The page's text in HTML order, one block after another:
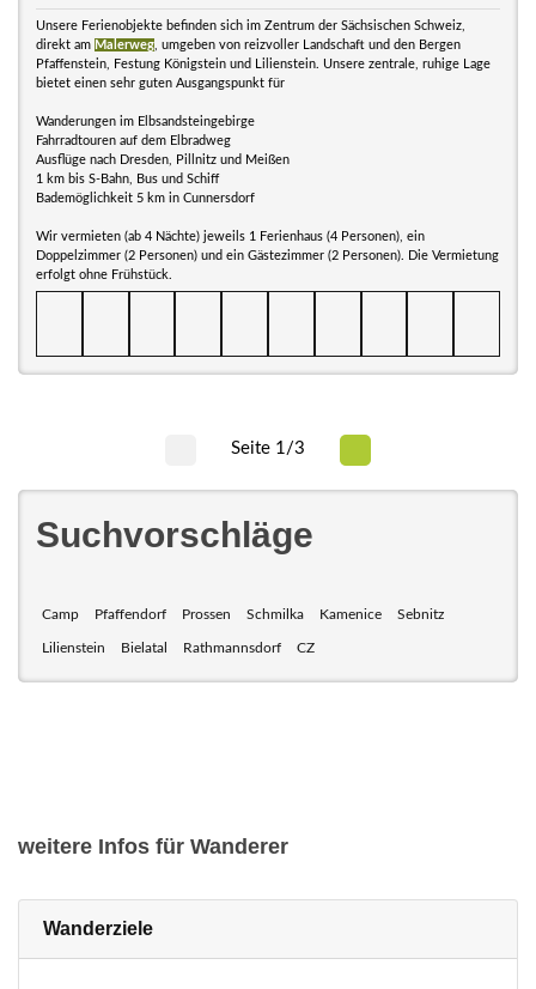
Unsere Ferienobjekte befinden sich im Zentrum der Sächsischen Schweiz,
direkt am Malerweg , umgeben von reizvoller Landschaft und den Bergen
Pfaffenstein, Festung Königstein und Lilienstein. Unsere zentrale, ruhige Lage
bietet einen sehr guten Ausgangspunkt für
Wanderungen im Elbsandsteingebirge
Fahrradtouren auf dem Elbradweg
Ausflüge nach Dresden, Pillnitz und Meißen
1 km bis S-Bahn, Bus und Schiff
Bademöglichkeit 5 km in Cunnersdorf
Wir vermieten (ab 4 Nächte) jeweils 1 Ferienhaus (4 Personen), ein
Doppelzimmer (2 Personen) und ein Gästezimmer (2 Personen). Die Vermietung
erfolgt ohne Frühstück.
Seite 1/3
Suchvorschläge
Camp Pfaffendorf Prossen Schmilka Kamenice Sebnitz
Lilienstein Bielatal Rathmannsdorf CZ
weitere Infos für Wanderer
Wanderziele